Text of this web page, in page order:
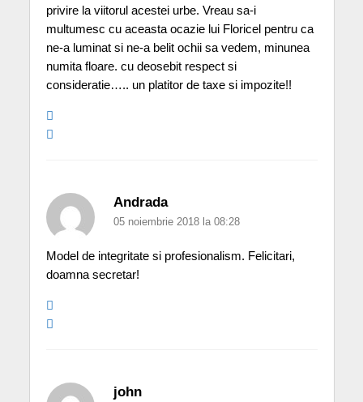
privire la viitorul acestei urbe. Vreau sa-i
multumesc cu aceasta ocazie lui Floricel pentru ca
ne-a luminat si ne-a belit ochii sa vedem, minunea
numita floare. cu deosebit respect si
consideratie….. un platitor de taxe si impozite!!
Andrada
05 noiembrie 2018 la 08:28
Model de integritate si profesionalism. Felicitari,
doamna secretar!
john